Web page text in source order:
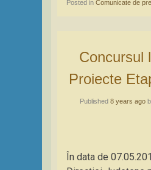
Posted in Comunicate de
Concursul local de
Proiecte
Published 8 years ago
În data de